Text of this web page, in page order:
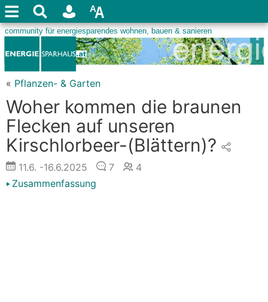
« Pflanzen- & Garten
Woher kommen die braunen
Flecken auf unseren
Kirschlorbeer-(Blättern)?
11.6. -16.6.2025 7
4
Zusammenfassung